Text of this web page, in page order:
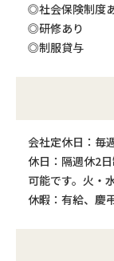
◎社会保険制度
◎研修あり
◎制服貸与
会社定休日：毎
休日：隔週休2
可能です。火・
休暇：有給、慶